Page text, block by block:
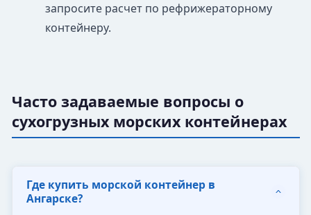
запросите расчет по рефрижераторному
контейнеру.
Часто задаваемые вопросы о
сухогрузных морских контейнерах
Где купить морской контейнер в
Ангарске?